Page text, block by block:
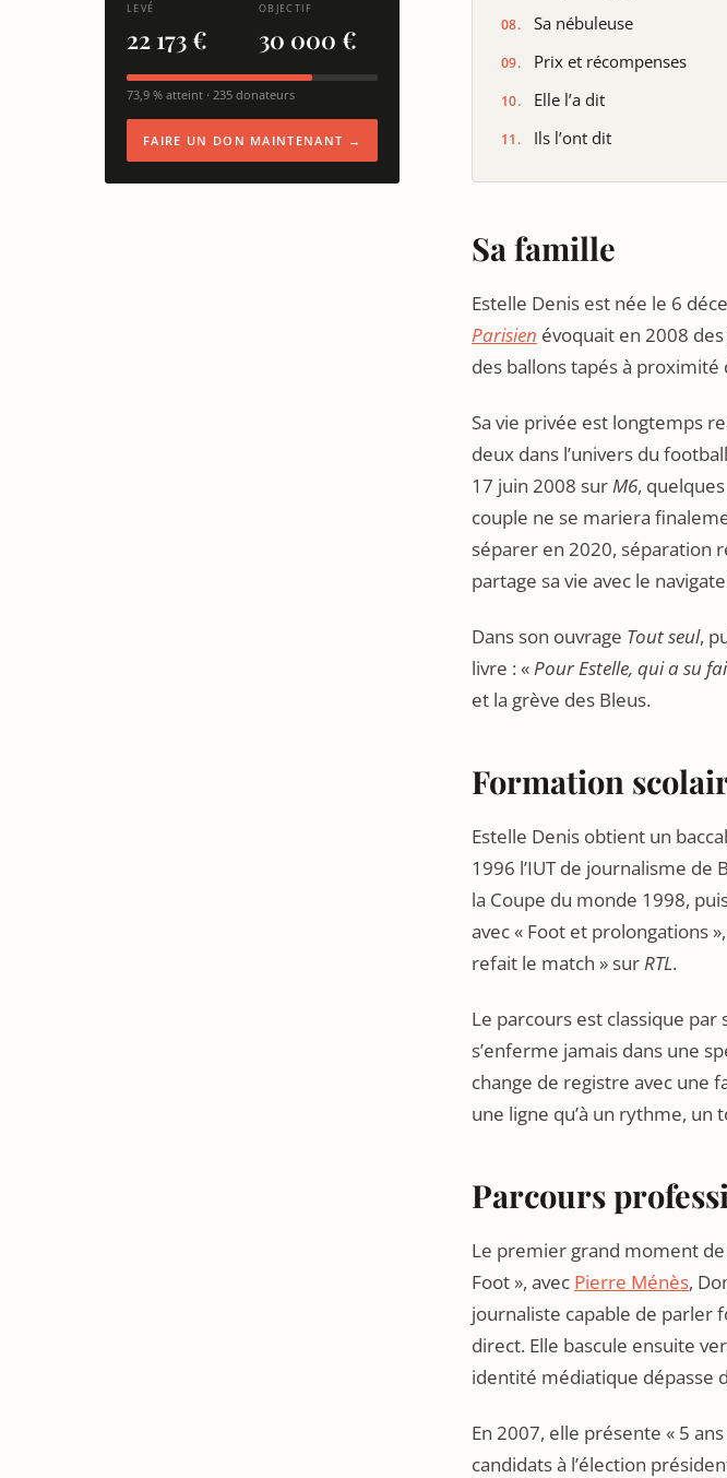
LEVÉ
22 173 €
OBJECTIF
30 000 €
73,9 % atteint · 235 donateurs
FAIRE UN DON MAINTENANT →
Sa nébuleuse
Prix et récompenses
Elle l’a dit
Ils l’ont dit
Sa famille
Estelle Denis est née le 6
Parisien évoquait en 2008
des ballons tapés à proximité
Sa vie privée est longtemps
deux dans l’univers du
17 juin 2008 surM6,
couple ne se mariera
séparer en 2020, séparation
partage sa vie avec le
Dans son ouvrage Tout seul,
livre : «Pour Estelle, qui a su
et la grève des Bleus.
Formation
Estelle Denis obtient un
1996 l’IUT de journalisme de
la Coupe du monde 1998,
avec « Foot et prolongations
refait le match » surRTL.
Le parcours est classique
s’enferme jamais dans une
change de registre avec une
une ligne qu’à un rythme, un
Parcours
Le premier grand moment
Foot », avec Pierre Ménès,
journaliste capable de parler
direct. Elle bascule ensuite
identité médiatique dépasse
En 2007, elle présente « 5
candidats à l’élection